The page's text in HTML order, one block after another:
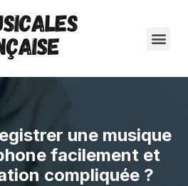
une musique
facilement et
compliquée ?